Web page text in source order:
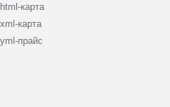
html-карта
xml-карта
yml-прайс